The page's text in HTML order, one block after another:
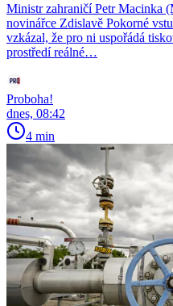
Ministr zahraničí Petr Macinka
novinářce Zdislavě Pokorné
vzkázal, že pro ni uspořádá
prostředí reálné…
Proboha!
dnes, 08:42
4 min